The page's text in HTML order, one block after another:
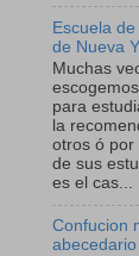
Escuela
de Nueva
Muchas
para
la
otros ó por
de sus
es el cas...
Confucion